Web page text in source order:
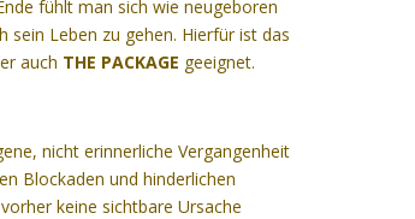
fühlt man sich wie neugeboren
sein Leben zu gehen. Hierfür ist das
auch THE PACKAGE geeignet.
nicht erinnerliche Vergangenheit
Blockaden und hinderlichen
keine sichtbare Ursache